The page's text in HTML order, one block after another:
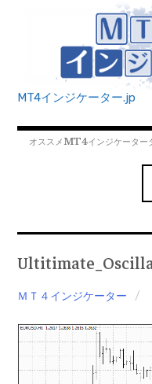
MT4インジケーター.jp
オススメMT4インジケータ
MT4EAﾀﾞｳﾝﾛｰﾄﾞ
MT5EAﾀﾞｳﾝﾛｰﾄﾞ
MT5インジケーター
mqファイルをexファイ
ＭＴ４インジケーター